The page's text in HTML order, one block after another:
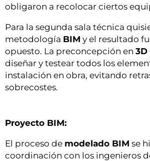
obligaron a recolocar ciertos
Para la segunda sala técnica
metodología BIM y el resultado
opuesto. La preconcepción en 3D
diseñar y testear todos los
instalación en obra, evitando
sobrecostes.
Proyecto BIM:
El proceso de modelado BIM se
coordinación con los ingenieros